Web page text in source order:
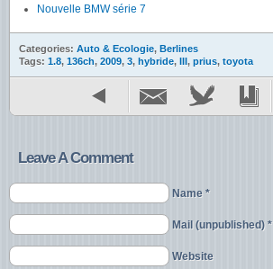
Nouvelle BMW série 7
Categories: Auto & Ecologie, Berlines
Tags: 1.8, 136ch, 2009, 3, hybride, III, prius, toyota
Leave A Comment
Name *
Mail (unpublished) *
Website